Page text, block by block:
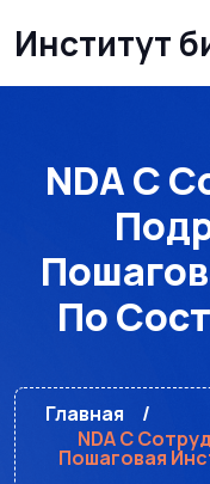
Институт
NDA С
По
Главная
NDA С
Пошаговая